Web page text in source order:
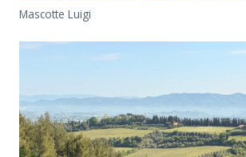
Mascotte Luigi